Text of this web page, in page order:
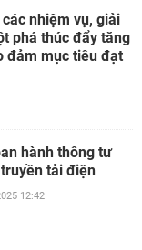
nhiệm vụ, giải
phá thúc đẩy tăng
đảm mục tiêu đạt
hành thông tư
tải điện
12:42